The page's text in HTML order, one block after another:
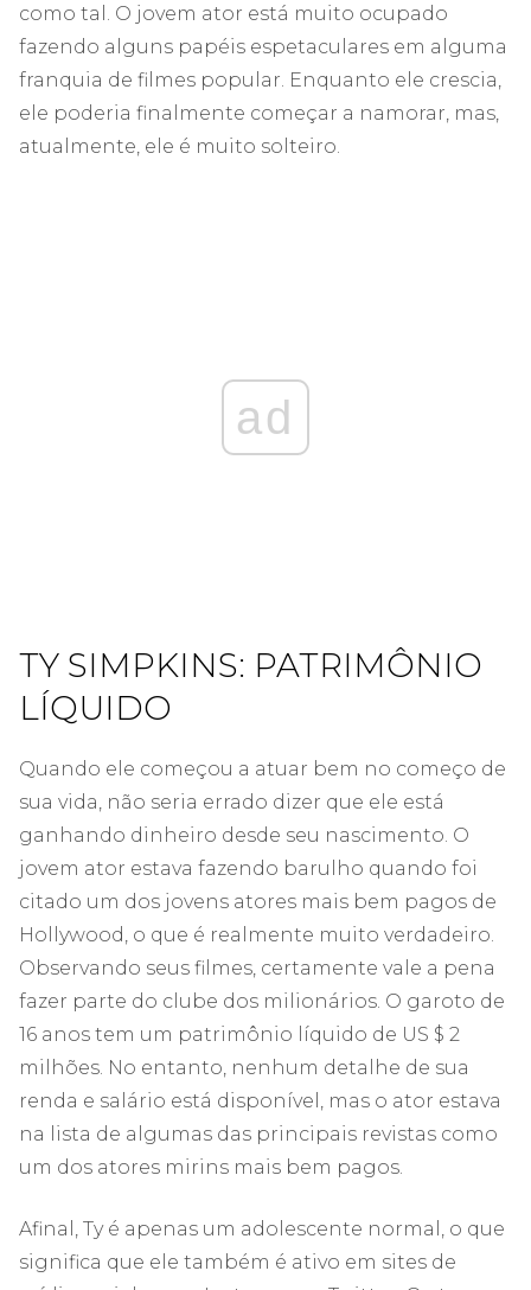
como tal. O jovem ator está muito ocupado
fazendo alguns papéis espetaculares em alguma
franquia de filmes popular. Enquanto ele crescia,
ele poderia finalmente começar a namorar, mas,
atualmente, ele é muito solteiro.
ad
TY SIMPKINS: PATRIMÔNIO
LÍQUIDO
Quando ele começou a atuar bem no começo de
sua vida, não seria errado dizer que ele está
ganhando dinheiro desde seu nascimento. O
jovem ator estava fazendo barulho quando foi
citado um dos jovens atores mais bem pagos de
Hollywood, o que é realmente muito verdadeiro.
Observando seus filmes, certamente vale a pena
fazer parte do clube dos milionários. O garoto de
16 anos tem um patrimônio líquido de US $ 2
milhões. No entanto, nenhum detalhe de sua
renda e salário está disponível, mas o ator estava
na lista de algumas das principais revistas como
um dos atores mirins mais bem pagos.
Afinal, Ty é apenas um adolescente normal, o que
significa que ele também é ativo em sites de